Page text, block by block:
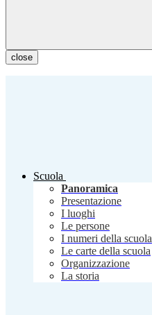
close
Scuola
Panoramica
Presentazione
I luoghi
Le persone
I numeri della scuola
Le carte della scuola
Organizzazione
La storia